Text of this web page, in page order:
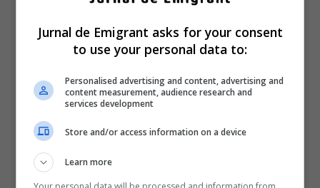
Jurnal de Emigrant asks for your consent
to use your personal data to:
Personalised advertising and content, advertising and
content measurement, audience research and
services development
Store and/or access information on a device
Learn more